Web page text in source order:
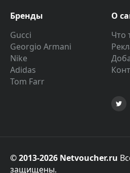
Бренды
Gucci
Georgio Armani
Nike
Adidas
Tom Farr
О
Что
© 2013-2026 Netvoucher.ru
защищены.